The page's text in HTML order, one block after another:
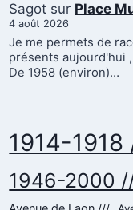
Sagot sur Place
4 août 2026
Je me permets de
présents aujourd'hui
De 1958 (environ)…
1914-1918
1946-2000